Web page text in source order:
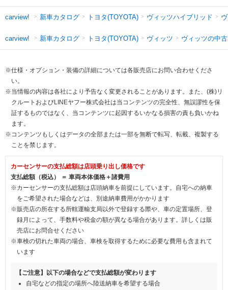
carview! 新車カタログ トヨタ(TOYOTA) ヴィッツハイブリッド
carview! 新車カタログ トヨタ(TOYOTA) ヴィッツ ヴィッツの中
※仕様・オプション・装備の詳細については各販売店にお問い合わせくださ
い。
※当情報の内容は各社により予告なく変更されることがあります。また、(株)リ
クルートおよびLINEヤフー株式会社は当コンテンツの完全性、無誤謬性を保
証するものではなく、当コンテンツに起因するいかなる損害の責も負いかね
ます。
※コンテンツもしくはデータの全部または一部を無断で転写、転載、複製する
ことを禁じます。
カーセンサーの支払総額は店頭乗り出し価格です
支払総額（税込） ＝ 車両本体価格＋諸費用
※カーセンサーの支払総額は店頭納車を前提にしています。自宅への納車
をご希望された場合などは、別途納車費用がかかります
※販売店の所在する所轄運輸支局以外で登録する際や、車の定置場所、登
録月によって、手数料や税金の額が異なる場合があります。詳しくは販
売店にお問合せください
※車検の切れた車両の場合、車検を取得するために必要な費用も含まれて
います
【ご注意】以下の場合などで支払総額が変わります
自宅などの指定の場所へ陸送納車を希望する場合